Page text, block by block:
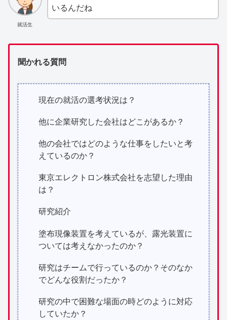
就活生
いるんだね
聞かれる質問
現在の就活の選考状況は？
他に企業研究した会社はどこがあるか？
他の会社ではどのような仕事をしたいと考
えているのか？
東京エレクトロン株式会社を志望した理由
は？
研究紹介
塗布現像装置を考えているが、露光装置に
ついては考えなかったのか？
研究はチームで行っているのか？そのなか
でどんな役割だったか？
研究の中で困難な場面の時どのように対応
していたか？